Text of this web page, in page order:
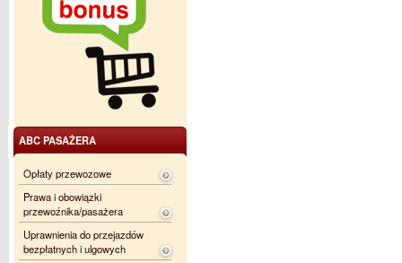
ABC PASAŻERA
Opłaty przewozowe
Prawa i obowiązki
przewoźnika/pasażera
Uprawnienia do przejazdów
bezpłatnych i ulgowych